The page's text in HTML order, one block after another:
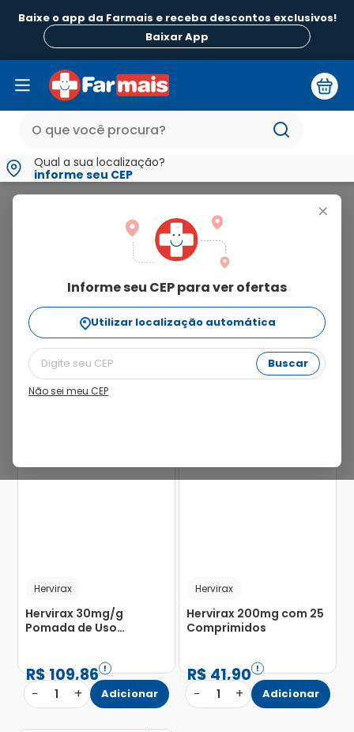
Baixe o app da Farmais e receba descontos exclusivos!
Baixar App
Qual a sua localização?
informe seu CEP
+
Informe seu CEP para ver ofertas
Utilizar localização automática
Buscar
Não sei meu CEP
Ordenar Por
relevância
37%
Hervirax
Hervirax 30mg/g
Pomada de Uso
R$109,86
− 1 + Adicionar
Hervirax
Hervirax 200mg com 25
Comprimidos
R$41,90
− 1 + Adicionar